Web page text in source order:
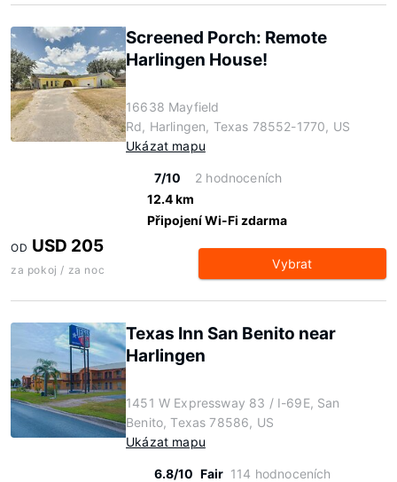
Screened Porch: Remote
Harlingen House!
16638 Mayfield
Rd, Harlingen, Texas 78552-1770, US
Ukázat mapu
7/10
2 hodnoceních
12.4 km
Připojení Wi-Fi zdarma
OD USD 205
za pokoj / za noc Vybrat
Texas Inn San Benito near
Harlingen
1451 W Expressway 83 / I-69E, San
Benito, Texas 78586, US
Ukázat mapu
6.8/10 Fair 114 hodnoceních